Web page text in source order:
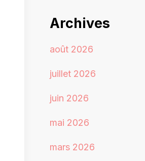
Archives
août 2026
juillet 2026
juin 2026
mai 2026
mars 2026